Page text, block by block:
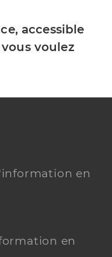
accessible
voulez
en
en